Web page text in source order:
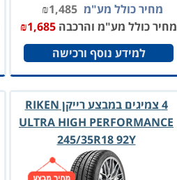
מחיר כולל מע"מ ₪1,485
מחיר כולל מע"מ והרכבה
₪1,685
למידע נוסף ורכישה
4 צמיגים במבצע רייקן RIKEN
ULTRA HIGH PERFORMANCE
245/35R18 92Y